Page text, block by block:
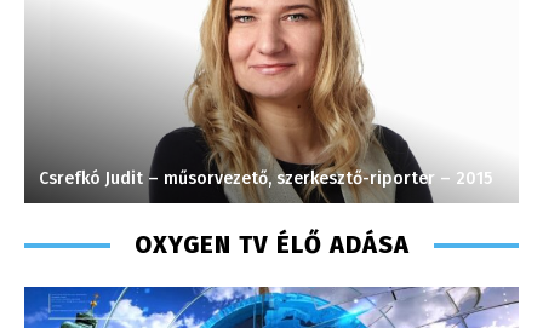
Csrefkó Judit – műsorvezető, szerkesztő-riporter – 2015
OXYGEN TV ÉLŐ ADÁSA